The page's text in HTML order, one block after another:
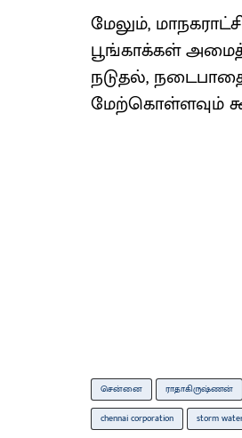
மேலும்,
பூங்காக்கள்
நடுதல்,
மேற்கொள்ளவும்
சென்னை ராதாகிருஷ்ணன்
chennai corporation storm